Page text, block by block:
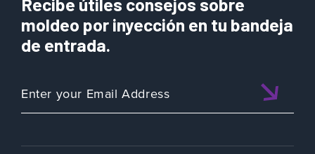
moldeo por inyección en tu bandeja
de entrada.